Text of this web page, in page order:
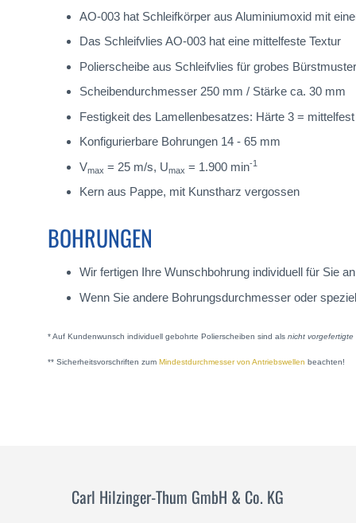
AO-003 hat Schleifkörper aus Aluminiumoxid mit
Das Schleifvlies AO-003 hat eine mittelfeste Textur
Polierscheibe aus Schleifvlies für grobes Bürstmuster
Scheibendurchmesser 250 mm / Stärke ca. 30 mm
Festigkeit des Lamellenbesatzes: Härte 3 = mittelfest
Konfigurierbare Bohrungen 14 - 65 mm
Vmax = 25 m/s, Umax = 1.900 min-1
Kern aus Pappe, mit Kunstharz vergossen
BOHRUNGEN
Wir fertigen Ihre Wunschbohrung individuell für Sie
Wenn Sie andere Bohrungsdurchmesser oder
* Auf Kundenwunsch individuell gebohrte Polierscheiben sind als nicht vorgefertigte
** Sicherheitsvorschriften zum Mindestdurchmesser von Antriebswellen beachten!
Carl Hilzinger-Thum GmbH & Co. KG